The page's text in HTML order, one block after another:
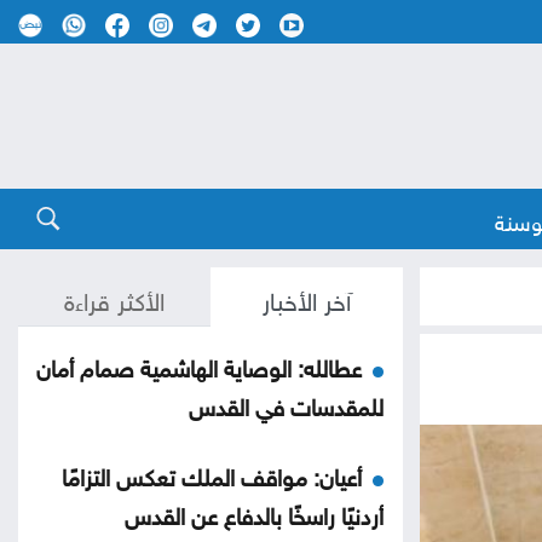
آخر الأخبار الأكثر قراءة
عطالله: الوصاية الهاشمية صمام أمان
للمقدسات في القدس
أعيان: مواقف الملك تعكس التزامًا
أردنيًا راسخًا بالدفاع عن القدس